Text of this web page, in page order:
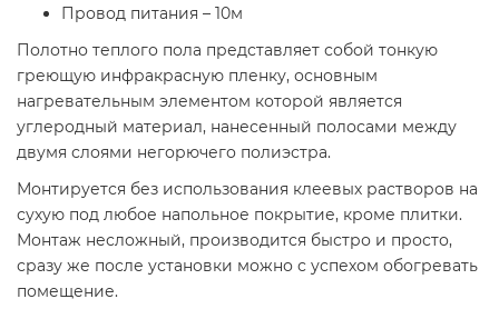
Провод питания – 10м
Полотно теплого пола представляет собой тонкую
греющую инфракрасную пленку, основным
нагревательным элементом которой является
углеродный материал, нанесенный полосами между
двумя слоями негорючего полиэстра.
Монтируется без использования клеевых растворов на
сухую под любое напольное покрытие, кроме плитки.
Монтаж несложный, производится быстро и просто,
сразу же после установки можно с успехом обогревать
помещение.